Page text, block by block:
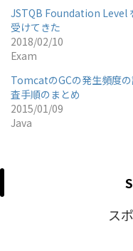
JSTQB Foundation Level
受けてきた
2018/02/10
Exam
TomcatのGCの発生頻度
査手順のまとめ
2015/01/09
Java
ス